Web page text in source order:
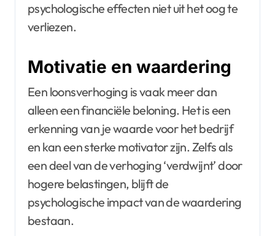
psychologische effecten niet uit het oog te
verliezen.
Motivatie en waardering
Een loonsverhoging is vaak meer dan
alleen een financiële beloning. Het is een
erkenning van je waarde voor het bedrijf
en kan een sterke motivator zijn. Zelfs als
een deel van de verhoging ‘verdwijnt’ door
hogere belastingen, blijft de
psychologische impact van de waardering
bestaan.